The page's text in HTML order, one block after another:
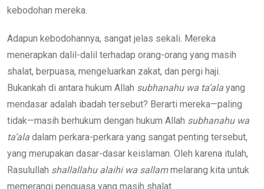
kebodohan mereka.
Adapun kebodohannya, sangat jelas sekali. Mereka
menerapkan dalil-dalil terhadap orang-orang yang masih
shalat, berpuasa, mengeluarkan zakat, dan pergi haji.
Bukankah di antara hukum Allah subhanahu wa ta’ala yang
mendasar adalah ibadah tersebut? Berarti mereka—paling
tidak—masih berhukum dengan hukum Allah subhanahu wa
ta’ala dalam perkara-perkara yang sangat penting tersebut,
yang merupakan dasar-dasar keislaman. Oleh karena itulah,
Rasulullah shallallahu alaihi wa sallammelarang kita untuk
memerangi penguasa yang masih shalat.